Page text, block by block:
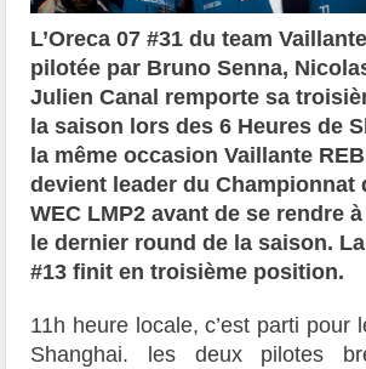
L’Oreca 07 #31 du team
pilotée par Bruno Senna,
Julien Canal remporte sa
la saison lors des 6 Heures de
la même occasion Vaillante
devient leader du Championnat
WEC LMP2 avant de se rendre
le dernier round de la saison.
#13 finit en troisième position.
11h heure locale, c’est parti pour
Shanghai. les deux pilotes